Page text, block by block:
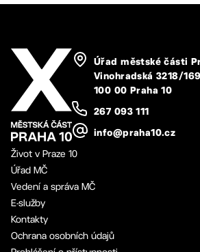
Úřad městské části
Vinohradská 3218/169
100 00 Praha 10
267 093 111
info@praha10.cz
Život v Praze 10
Úřad MČ
Vedení a správa MČ
E-služby
Kontakty
Ochrana osobních údajů